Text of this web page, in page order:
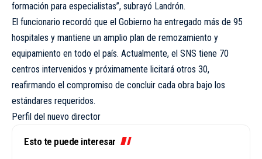
formación para especialistas”, subrayó Landrón.
El funcionario recordó que el Gobierno ha entregado más de 95
hospitales y mantiene un amplio plan de remozamiento y
equipamiento en todo el país. Actualmente, el SNS tiene 70
centros intervenidos y próximamente licitará otros 30,
reafirmando el compromiso de concluir cada obra bajo los
estándares requeridos.
Perfil del nuevo director
Esto te puede interesar